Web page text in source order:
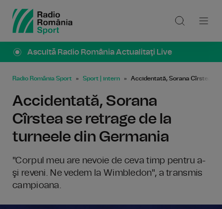
Ascultă Radio România Actualitaţi Live
Radio România Sport Sport | intern Accidentată, Sorana Cîrstea se
Accidentată, Sorana
Cîrstea se retrage de la
turneele din Germania
"Corpul meu are nevoie de ceva timp pentru a-
şi reveni. Ne vedem la Wimbledon", a transmis
campioana.